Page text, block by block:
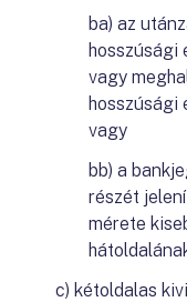
ba) az
hosszúsági
vagy
hosszúsági
vagy
bb) a
részét
mérete
c) kétoldalas